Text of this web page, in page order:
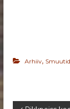
Arhiiv,